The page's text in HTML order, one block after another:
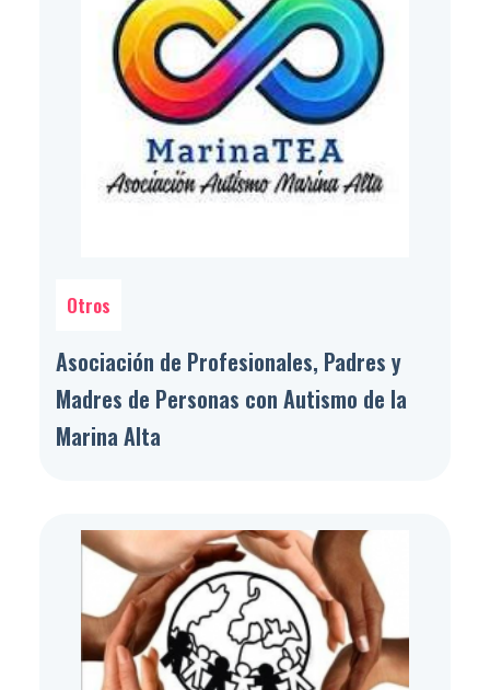
Otros
Asociación de Profesionales, Padres y
Madres de Personas con Autismo de la
Marina Alta